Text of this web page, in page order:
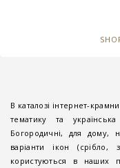
В каталозі інтернет-
тематику та
Богородичні, для дому,
варіанти ікон (срібло,
користуються в наших